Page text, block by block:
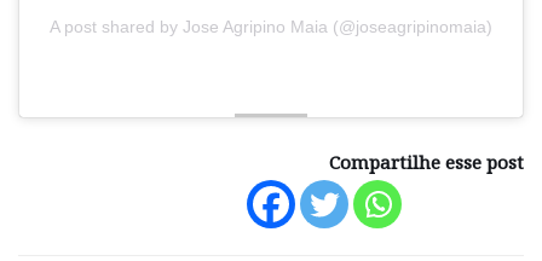
A post shared by Jose Agripino Maia (@joseagripinomaia)
Compartilhe esse post